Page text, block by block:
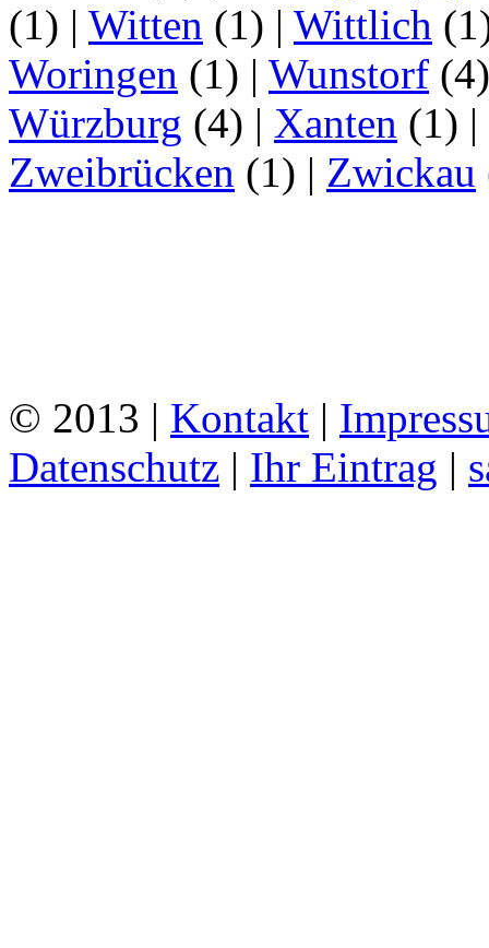
(1) | Witten (1) | Wittlich
Woringen (1) | Wunstorf
Würzburg (4) | Xanten (1) |
Zweibrücken (1) | Zwickau
© 2013 | Kontakt |
Datenschutz | Ihr Eintrag |